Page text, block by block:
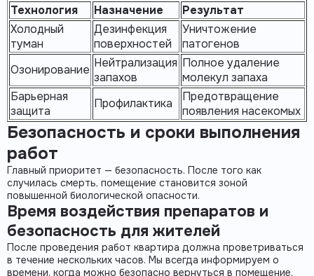
Технология Назначение
Результат
Холодный
туман
Дезинфекция
поверхностей
Уничтожение
патогенов
Озонирование Нейтрализация
запахов
Полное удаление
молекул запаха
Барьерная
защита
Профилактика
Предотвращение
появления насекомых
Безопасность и сроки выполнения
работ
Главный приоритет — безопасность. После того как
случилась смерть, помещение становится зоной
повышенной биологической опасности.
Время воздействия препаратов и
безопасность для жителей
После проведения работ квартира должна проветриваться
в течение нескольких часов. Мы всегда информируем о
времени, когда можно безопасно вернуться в помещение.